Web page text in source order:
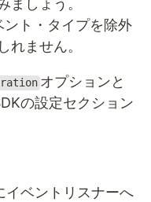
ましょう。
ント・タイプを除外
れません。
オプションと
の設定セクション
イベントリスナーへ